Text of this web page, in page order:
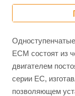
ЕCM состоят из
двигателем
серии ЕС,
позволяющем